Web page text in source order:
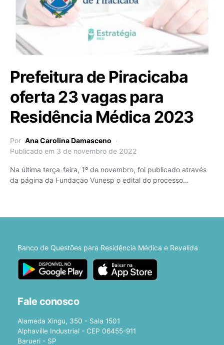
Prefeitura de Piracicaba
oferta 23 vagas para
Residência Médica 2023
Por Ana Carolina Damasceno
Publicado em 3 de novembro de 2022
Na última terça-feira, 1º de novembro, foi publicado através
da página da Fundação Vunesp o edital do processo…
Banco de Questões para Residência Médica e Revalida
Fale conosco
Alameda Xingu, 350 - Sala 1501
Alphaville Industrial - CEP 06455-911
Barueri - SP